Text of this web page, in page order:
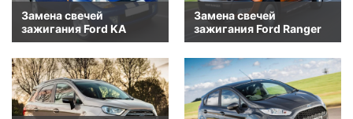
Замена свечей
зажигания Ford KA
Замена свечей
зажигания Ford Ranger